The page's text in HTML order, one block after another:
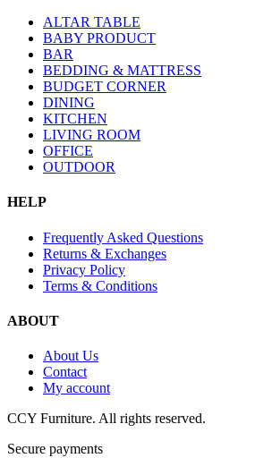
ALTAR TABLE
BABY PRODUCT
BAR
BEDDING & MATTRESS
BUDGET CORNER
DINING
KITCHEN
LIVING ROOM
OFFICE
OUTDOOR
HELP
Frequently Asked Questions
Returns & Exchanges
Privacy Policy
Terms & Conditions
ABOUT
About Us
Contact
My account
CCY Furniture. All rights reserved.
Secure payments